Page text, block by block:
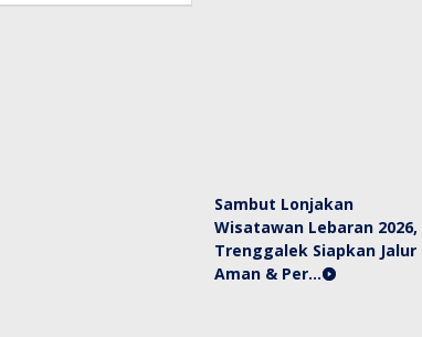
Sambut Lonjakan
Wisatawan Lebaran 2026,
Trenggalek Siapkan Jalur
Aman & Per…